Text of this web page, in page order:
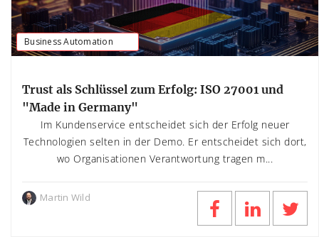
Business Automation
Trust als Schlüssel zum Erfolg: ISO 27001 und
"Made in Germany"
Im Kundenservice entscheidet sich der Erfolg neuer
Technologien selten in der Demo. Er entscheidet sich dort,
wo Organisationen Verantwortung tragen m...
Martin Wild